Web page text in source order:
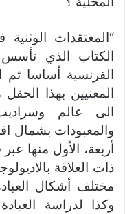
“المعتقدات
الكتاب الذي تأسس
الفرنسية أساسا ثم
المعنيين بهذا
الى عالم وسراديب
والمعبودات بشمال
أربعة، الأول منها
ذات العلاقة
مختلف أشكال
وكذا لدراسة